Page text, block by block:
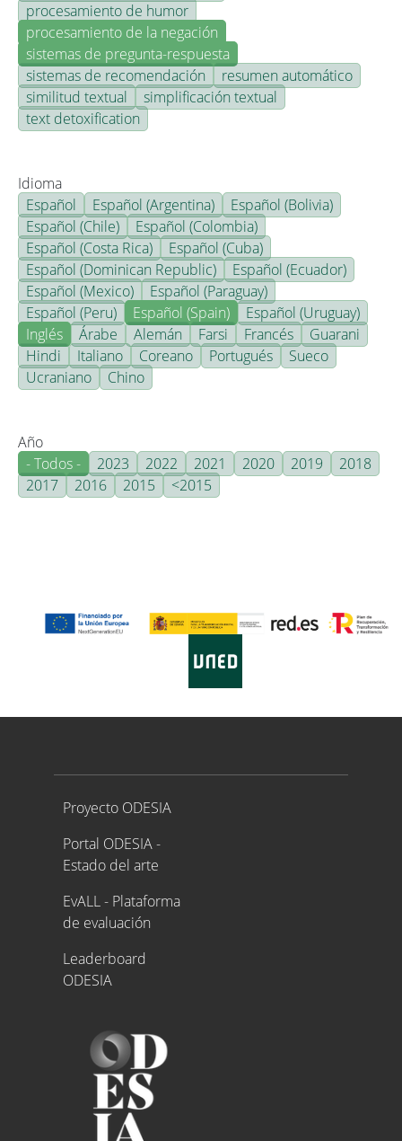
procesamiento de humor
procesamiento de la negación
sistemas de pregunta-respuesta
sistemas de recomendación
resumen automático
similitud textual
simplificación textual
text detoxification
Idioma
Español
Español (Argentina)
Español (Bolivia)
Español (Chile)
Español (Colombia)
Español (Costa Rica)
Español (Cuba)
Español (Dominican Republic)
Español (Ecuador)
Español (Mexico)
Español (Paraguay)
Español (Peru)
Español (Spain)
Español (Uruguay)
Inglés
Árabe Alemán Farsi Francés
Guarani
Hindi
Italiano Coreano Portugués
Sueco
Ucraniano
Chino
Año
- Todos -
2023 2022 2021 2020 2019
2018
2017
2016 2015 <2015
Proyecto ODESIA
Proyecto ODESIA
Portal ODESIA -
Estado del arte
EvALL - Plataforma
de evaluación
Leaderboard
ODESIA